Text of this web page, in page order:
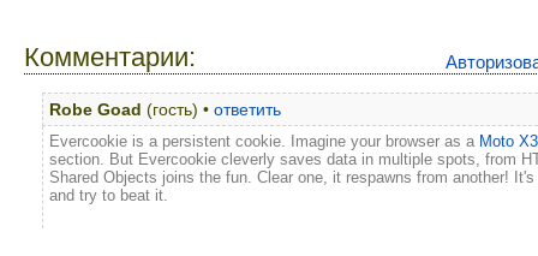
Комментарии:
Robe Goad (гость) • ответить
Evercookie is a persistent cookie. Imagine your browser as a Moto
section. But Evercookie cleverly saves data in multiple spots, from
Shared Objects joins the fun. Clear one, it respawns from another!
and try to beat it.